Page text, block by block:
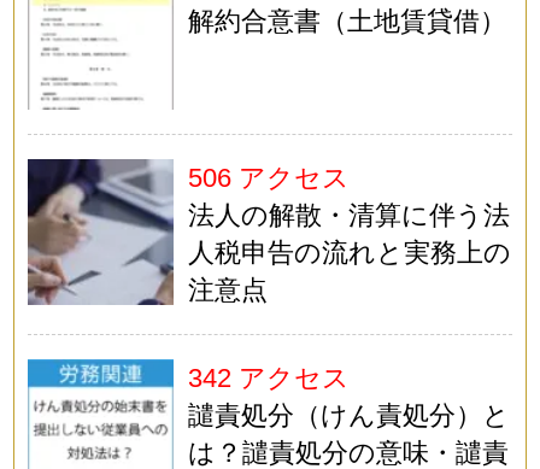
解約合意書（土地賃貸借）
506 アクセス
法人の解散・清算に伴う法
人税申告の流れと実務上の
注意点
342 アクセス
譴責処分（けん責処分）と
は？譴責処分の意味・譴責